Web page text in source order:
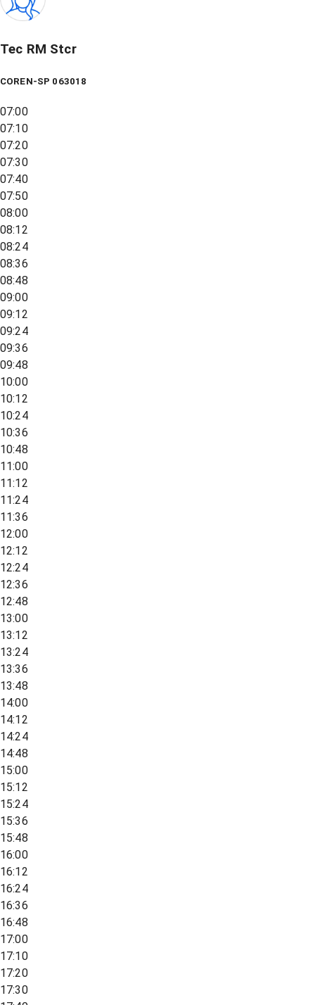
Tec RM Stcr
COREN-SP 063018
07:00
07:10
07:20
07:30
07:40
07:50
08:00
08:12
08:24
08:36
08:48
09:00
09:12
09:24
09:36
09:48
10:00
10:12
10:24
10:36
10:48
11:00
11:12
11:24
11:36
12:00
12:12
12:24
12:36
12:48
13:00
13:12
13:24
13:36
13:48
14:00
14:12
14:24
14:48
15:00
15:12
15:24
15:36
15:48
16:00
16:12
16:24
16:36
16:48
17:00
17:10
17:20
17:30